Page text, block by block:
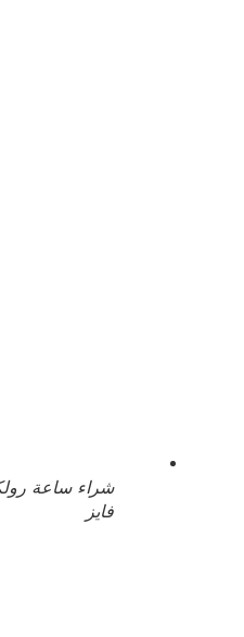
شراء ساعة
فايز